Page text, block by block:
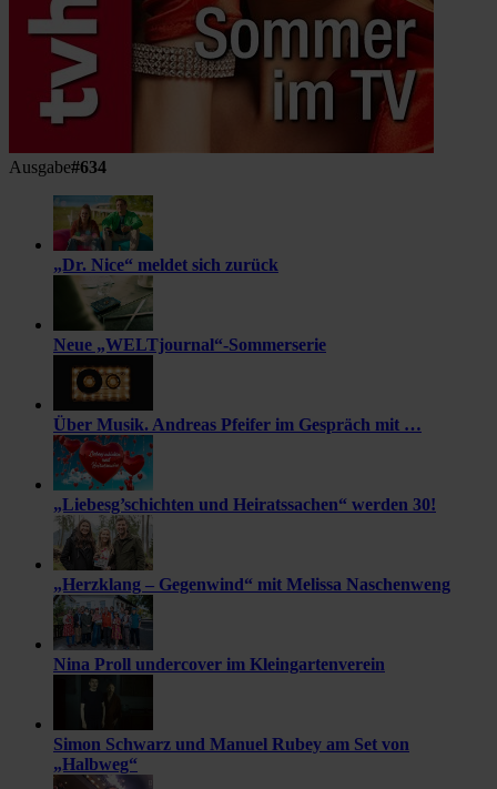
Ausgabe#634
„Dr. Nice“ meldet sich zurück
Neue „WELTjournal“-Sommerserie
Über Musik. Andreas Pfeifer im Gespräch mit …
„Liebesg’schichten und Heiratssachen“ werden 30!
„Herzklang – Gegenwind“ mit Melissa Naschenweng
Nina Proll undercover im Kleingartenverein
Simon Schwarz und Manuel Rubey am Set von
„Halbweg“